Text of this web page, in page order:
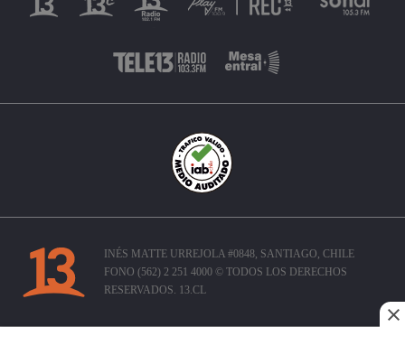
INÉS MATTE URREJOLA #0848, SANTIAGO, CHILE
FONO (562) 2 251 4000 © TODOS LOS DERECHOS
RESERVADOS. 13.CL